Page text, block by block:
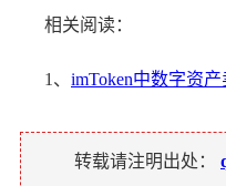
相关阅读：
1、 imToken中数字资
转载请注明出处：